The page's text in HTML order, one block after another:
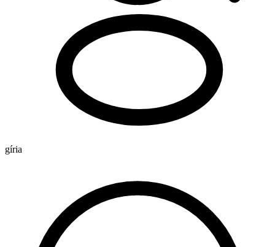
gíria